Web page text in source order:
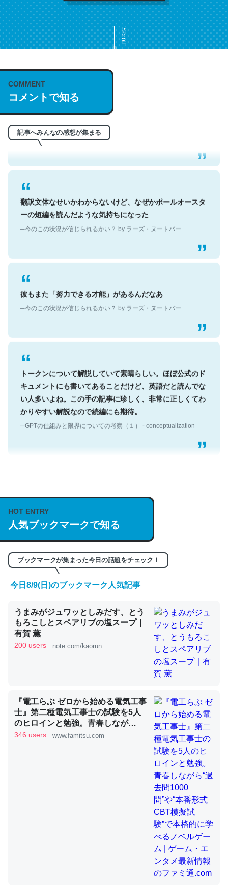
Scroll
COMMENT
コメントで知る
記事へみんなの感想が集まる
これは名文。彼はとてもクレバーなんだろうなと凄く思
う。英語少しでも読める人は原文もお勧め。自分はこの流
─今のこの状況が信じられるかい？ by ラーズ・ヌートバー
翻訳文体なせいかわからないけど、なぜかポールオースタ
ーの短編を読んだような気持ちになった
彼もまた「努力できる才能」があるんだなあ
トークンについて解説していて素晴らしい。ほぼ公式のド
キュメントにも書いてあることだけど、英語だと読んでな
い人多いよね。この手の記事に珍しく、非常に正しくてわ
かりやすい解説なので続編にも期待。
説してる記事が少ないので貴重な良記事。/続編来た
https://isobe324649.hatenablog.com/entry/2023/03/27
/064121
─GPTの仕組みと限界についての考察（１） - conceptualization
くらい。小説でいう「ずっと前の伏線」は回収されないけ
ど、短期記憶というには多い分量。進化すればするほど分
かりやすく強くなりそう
─GPTの仕組みと限界についての考察（１） - conceptualization
昆虫ってカルシウム少ないのか。知らんかった。調べたら
コオロギのカルシウム分はエビの600分の1程度。
─ニュース :: 【研究発表】昆虫学の大問題＝「昆虫はなぜ海にいな
論文では「淡水はカルシウムも酸素も不足してて両方に不
利だから両方が拮抗してるのでは」とあって面白い。海に
いる鋏角類（カブトガニ・ウミグモ）はカルシウムを使わ
ずキチンを強化してる筈だが、酵素が違うのか？
─ニュース :: 【研究発表】昆虫学の大問題＝「昆虫はなぜ海にいな
HOT ENTRY
人気ブックマークで知る
ブックマークが集まった今日の話題をチェック！
今日8/9(日)のブックマーク人気記事
うまみがジュワッとしみだす、とう
もろこしとスペアリブの塩スープ｜
有賀 薫
200 users note.com/kaorun
『電工らぶ ゼロから始める電気工事
士』第二種電気工事士の試験を5人
のヒロインと勉強。青春しなが
ら“過去問1000問”や“本番形式CBT
346 users www.famitsu.com